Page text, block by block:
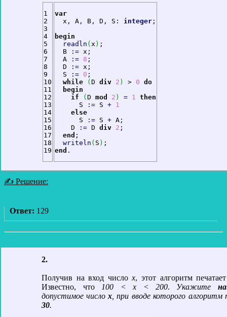
1
2
3
4
5
6
7
8
9
10
11
12
13
14
15
16
17
18
var
  х
, A , В , D , S : integer ;
begin
readln ( х ) ;
  В
: = х ;
  A
: = 8 ;
  D
: = х ;
  S
: = 0 ;
while
( D div 2 ) > 0 do
begin
if
( D mod 2 ) = 1 then
      S
: = S + 1
else
      S
: = S + A ;
    D
: = D div 2 ;
end ;
writeln ( S ) ;
end .
✍ Решение:
Ответ: 129
2.
Получив на вход число х, этот алгоритм
Известно, что
100 < х < 200. Укажите
допустимое число х , при вводе которого
30.